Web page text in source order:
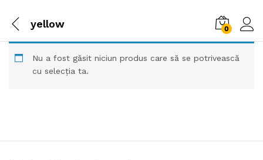
yellow 0
Nu a fost găsit niciun produs care să se potrivească
cu selecția ta.